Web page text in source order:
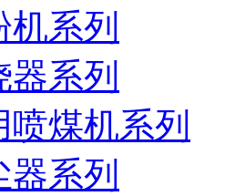
系列
系列
煤机系列
系列